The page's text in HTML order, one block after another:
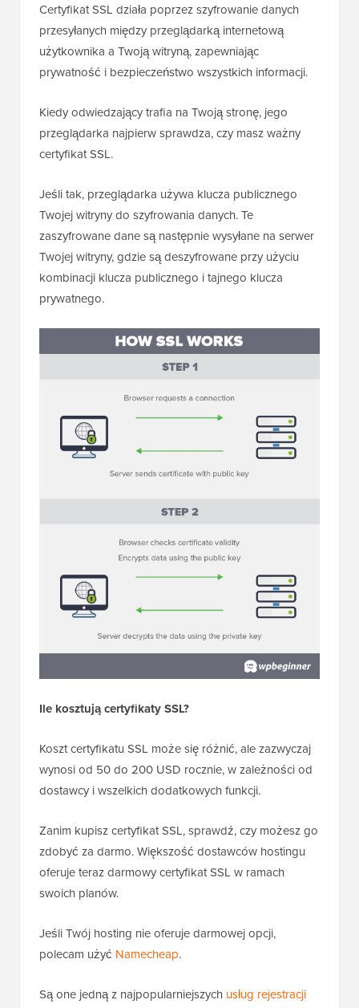
Certyfikat SSL działa poprzez szyfrowanie danych
przesyłanych między przeglądarką internetową
użytkownika a Twoją witryną, zapewniając
prywatność i bezpieczeństwo wszystkich informacji.
Kiedy odwiedzający trafia na Twoją stronę, jego
przeglądarka najpierw sprawdza, czy masz ważny
certyfikat SSL.
Jeśli tak, przeglądarka używa klucza publicznego
Twojej witryny do szyfrowania danych. Te
zaszyfrowane dane są następnie wysyłane na serwer
Twojej witryny, gdzie są deszyfrowane przy użyciu
kombinacji klucza publicznego i tajnego klucza
prywatnego.
Ile kosztują certyfikaty SSL?
Koszt certyfikatu SSL może się różnić, ale zazwyczaj
wynosi od 50 do 200 USD rocznie, w zależności od
dostawcy i wszelkich dodatkowych funkcji.
Zanim kupisz certyfikat SSL, sprawdź, czy możesz go
zdobyć za darmo. Większość dostawców hostingu
oferuje teraz darmowy certyfikat SSL w ramach
swoich planów.
Jeśli Twój hosting nie oferuje darmowej opcji,
polecam użyć Namecheap.
Są one jedną z najpopularniejszych usług rejestracji